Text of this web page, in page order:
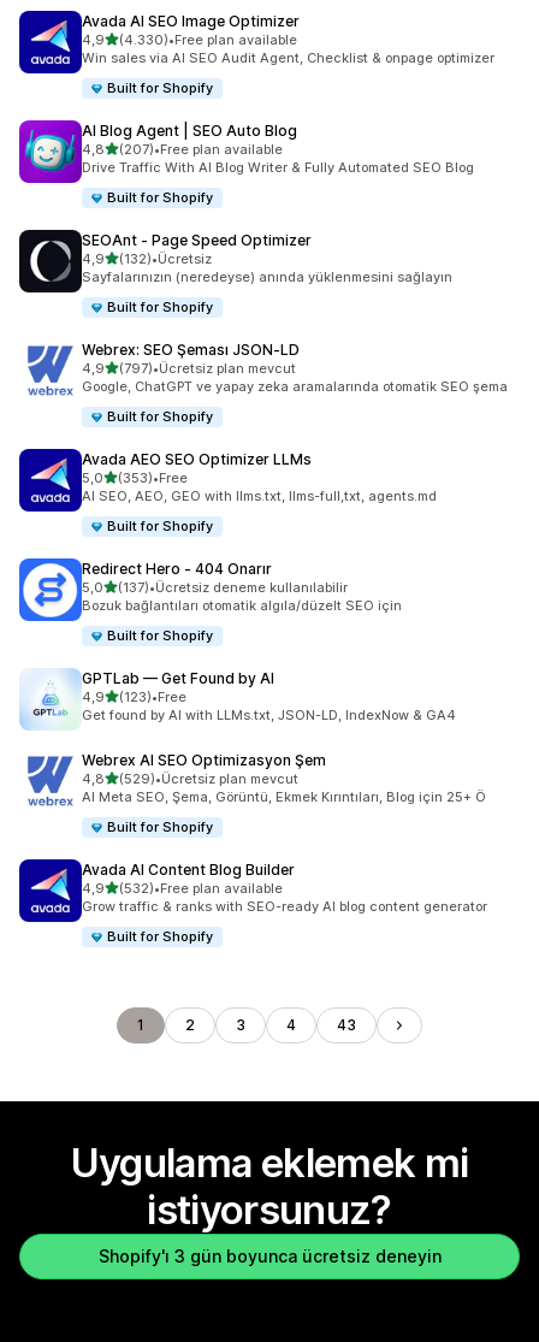
Avada AI SEO Image Optimizer
4,95 yıldız üzerinden
(4.330)
toplam 4330 değerlendirme
•Free plan available
Win sales via AI SEO Audit Agent, Checklist & onpage optimizer
Built for Shopify
AI Blog Agent | SEO Auto Blog
4,85 yıldız üzerinden
(207)
toplam 207 değerlendirme
•Free plan available
Drive Traffic With AI Blog Writer & Fully Automated SEO Blog
Built for Shopify
SEOAnt ‑ Page Speed Optimizer
4,95 yıldız üzerinden
(132)
toplam 132 değerlendirme
•Ücretsiz
Sayfalarınızın (neredeyse) anında yüklenmesini sağlayın
Built for Shopify
Webrex: SEO Şeması JSON‑LD
4,95 yıldız üzerinden
(797)
toplam 797 değerlendirme
•Ücretsiz plan mevcut
Google, ChatGPT ve yapay zeka aramalarında otomatik SEO şema
Built for Shopify
Avada AEO SEO Optimizer LLMs
5,05 yıldız üzerinden
(353)
toplam 353 değerlendirme
•Free
AI SEO, AEO, GEO with llms.txt, llms-full,txt, agents.md
Built for Shopify
Redirect Hero ‑ 404 Onarır
5,05 yıldız üzerinden
(137)
toplam 137 değerlendirme
•Ücretsiz deneme kullanılabilir
Bozuk bağlantıları otomatik algıla/düzelt SEO için
Built for Shopify
GPTLab — Get Found by AI
4,95 yıldız üzerinden
(123)
toplam 123 değerlendirme
•Free
Get found by AI with LLMs.txt, JSON-LD, IndexNow & GA4
Webrex AI SEO Optimizasyon Şem
4,85 yıldız üzerinden
(529)
toplam 529 değerlendirme
•Ücretsiz plan mevcut
AI Meta SEO, Şema, Görüntü, Ekmek Kırıntıları, Blog için 25+ Ö
Built for Shopify
Avada AI Content Blog Builder
4,95 yıldız üzerinden
(532)
toplam 532 değerlendirme
•Free plan available
Grow traffic & ranks with SEO-ready AI blog content generator
Built for Shopify
1 2 3 4 43
Uygulama eklemek mi
istiyorsunuz?
Shopify'ı 3 gün boyunca ücretsiz deneyin